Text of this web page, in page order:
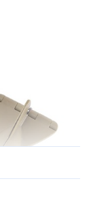
30g.
carpes et de
spéciales sont